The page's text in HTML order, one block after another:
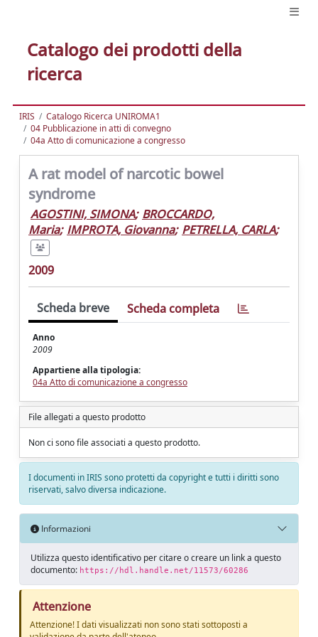
Catalogo dei prodotti della
ricerca
IRIS
Catalogo Ricerca UNIROMA1
04 Pubblicazione in atti di convegno
04a Atto di comunicazione a congresso
A rat model of narcotic bowel
syndrome
AGOSTINI, SIMONA; BROCCARDO,
Maria; IMPROTA, Giovanna; PETRELLA, CARLA;
2009
Scheda breve Scheda completa
Anno
2009
Appartiene alla tipologia:
04a Atto di comunicazione a congresso
File allegati a questo prodotto
Non ci sono file associati a questo prodotto.
I documenti in IRIS sono protetti da copyright e tutti i diritti sono
riservati, salvo diversa indicazione.
Informazioni
Utilizza questo identificativo per citare o creare un link a questo
documento: https://hdl.handle.net/11573/60286
Attenzione
Attenzione! I dati visualizzati non sono stati sottoposti a